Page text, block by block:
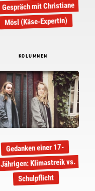
Gespräch mit Christiane
Mösl (Käse-Expertin)
KOLUMNEN
Gedanken einer 17-
Jährigen: Klimastreik vs.
Schulpflicht